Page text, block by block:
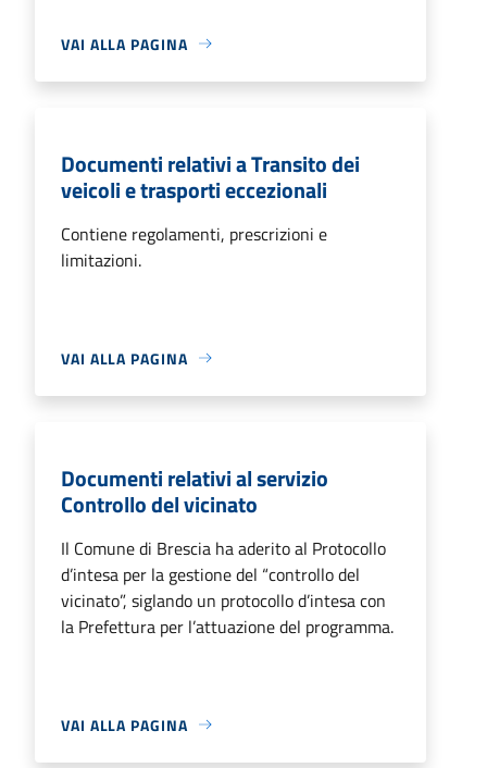
VAI ALLA PAGINA
Documenti relativi a Transito dei
veicoli e trasporti eccezionali
Contiene regolamenti, prescrizioni e
limitazioni.
VAI ALLA PAGINA
Documenti relativi al servizio
Controllo del vicinato
Il Comune di Brescia ha aderito al Protocollo
d’intesa per la gestione del “controllo del
vicinato”, siglando un protocollo d’intesa con
la Prefettura per l’attuazione del programma.
VAI ALLA PAGINA